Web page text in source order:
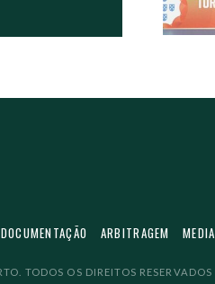
DOCUMENTAÇÃO ARBITRAGEM MEDIA
TODOS OS DIREITOS RESERVADOS